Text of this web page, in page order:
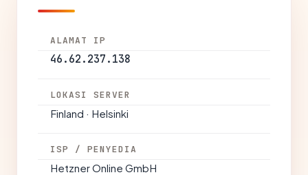
ALAMAT IP
46.62.237.138
LOKASI SERVER
Finland · Helsinki
ISP / PENYEDIA
Hetzner Online GmbH